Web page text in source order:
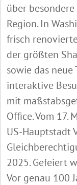
über
Region. In
frisch
der größten
sowie das neue
interaktive
mit
Office. Vom 17.
US-Hauptstadt
2025. Gefeiert
Vor genau 100